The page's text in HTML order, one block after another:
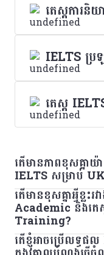
តេស្តការនិ
IELTS ប្
តេស្ត
តើមានភាពខុសគ្នាយ៉
IELTS សម្រាប់
តេស្ត IELTS និងតេស្ត
បើនិយាយពីទម្រង់ ខ្លឹមសា
ខុសគ្នាតែមួយគត់នោះគឺ
អនុម័តដោយក្រសួងមហាផ្
តើមានខុសគ្នាអ្វីខ្លះ
Academic និងតេ
Training?
ប្រសិនបើអ្នកមានគម្រោ
តើខ្ញុំអាចប្រើលទ្ធផ